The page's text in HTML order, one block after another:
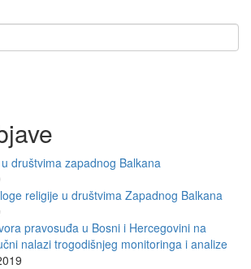
društvima zapadnog Balkana
religije u društvima Zapadnog Balkana
pravosuđa u Bosni i Hercegovini na
nalazi trogodišnjeg monitoringa i analize